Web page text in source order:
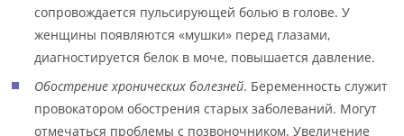
сопровождается пульсирующей болью в голове. У
женщины появляются «мушки» перед глазами,
диагностируется белок в моче, повышается давление.
Обострение хронических болезней. Беременность служит
провокатором обострения старых заболеваний. Могут
отмечаться проблемы с позвоночником. Увеличение